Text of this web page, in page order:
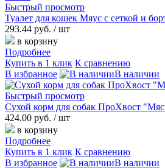
Быстрый просмотр
Туалет для кошек Мяус с сеткой и
293.44 руб. / шт
в корзину
Подробнее
Купить в 1 клик К сравнению
В избранное
В наличии
Быстрый просмотр
Сухой корм для собак ПроХвост
424.00 руб. / шт
в корзину
Подробнее
Купить в 1 клик К сравнению
В избранное
В наличии